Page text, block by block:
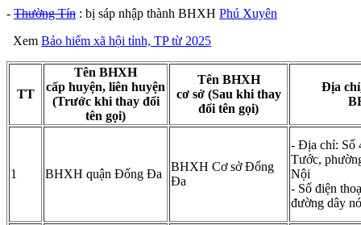
- Thường Tín : bị sáp nhập thành BHXH Phú Xuyên
Xem Bảo hiểm xã hội tỉnh, TP từ 2025
TT
Tên BHXH
cấp huyện, liên huyện
(Trước khi thay đổi
tên gọi)
Tên BHXH
cơ sở (Sau khi thay
đổi tên gọi)
Địa
1 BHXH quận Đống Đa
BHXH Cơ sở Đống
Đa
- Địa chỉ: Số
Tước,
Nội
- Số điện
đường dây